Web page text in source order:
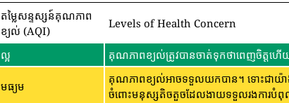
តម្លៃសន្ទស្សន៍គុណភាព
ខ្យល់ (AQI)
Levels of Health Concern
ល្អ គុណភាពខ្យល់ត្រូវបានចាត់ទុកថាពេញចិត្តហ
មធ្យម
គុណភាពខ្យល់អាចទទួលយកបាន។ ទោះជាយ៉ា
ចំពោះមនុស្សតិចតួចដែលងាយទទួលរងការបំ